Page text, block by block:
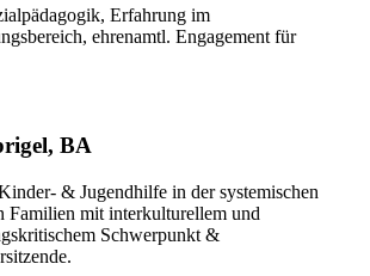
Erfahrung im
ehrenamtl. Engagement für
BA
& Jugendhilfe in der systemischen
Familien mit interkulturellem und
Schwerpunkt &